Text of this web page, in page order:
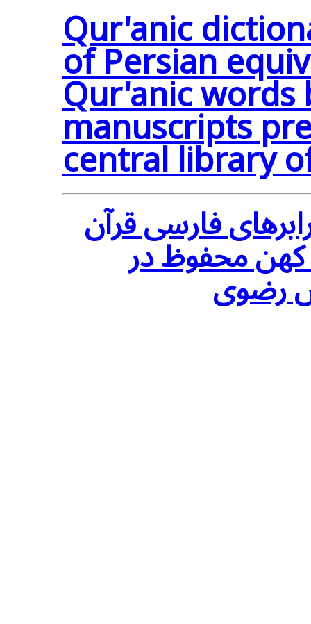
Qur'anic
of Persian
Qur'anic words
manuscripts
central library
فارسی قرآن
خطی کهن محفوظ در
رضوی